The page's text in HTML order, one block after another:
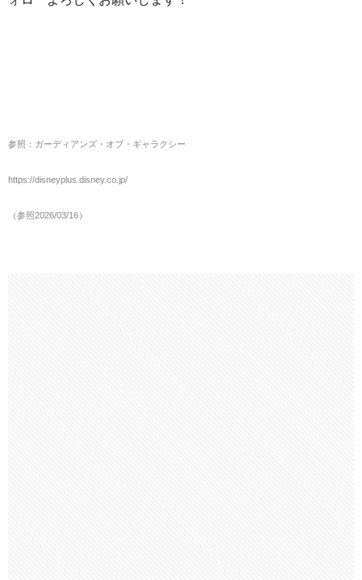
参照：ガーディアンズ・オブ・ギャラクシー
https://disneyplus.disney.co.jp/
（参照2026/03/16）